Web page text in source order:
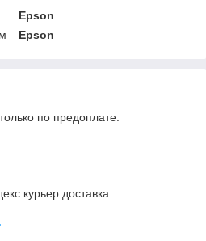
Epson
Epson
по предоплате.
курьер доставка